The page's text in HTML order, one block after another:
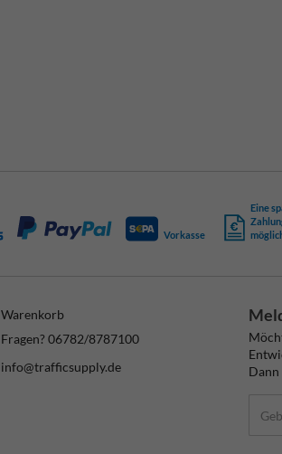
Vorkasse
Eine
Warenkorb
Fragen? 06782/8787100
info@trafficsupply.de
Dann